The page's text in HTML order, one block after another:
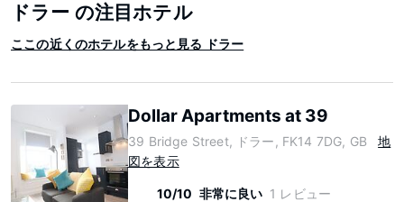
ドラー の注目ホテル
ここの近くのホテルをもっと見る ドラー
Dollar Apartments at 39
39 Bridge Street, ドラー, FK14 7DG, GB
地
図を表示
10/10 非常に良い 1 レビュー